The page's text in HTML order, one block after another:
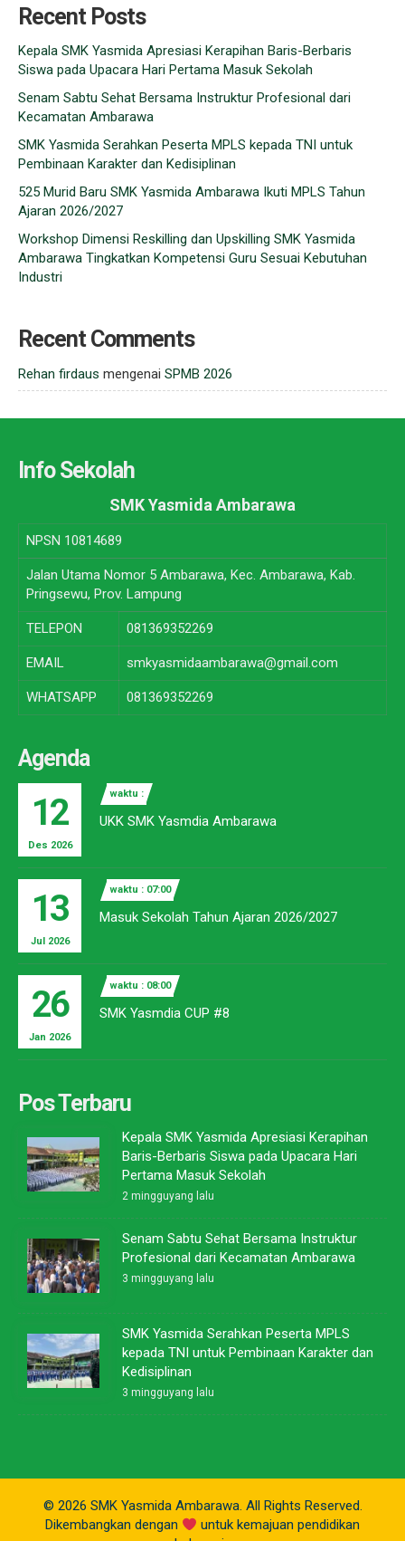
Recent Posts
Kepala SMK Yasmida Apresiasi Kerapihan Baris-Berbaris
Siswa pada Upacara Hari Pertama Masuk Sekolah
Senam Sabtu Sehat Bersama Instruktur Profesional dari
Kecamatan Ambarawa
SMK Yasmida Serahkan Peserta MPLS kepada TNI untuk
Pembinaan Karakter dan Kedisiplinan
525 Murid Baru SMK Yasmida Ambarawa Ikuti MPLS Tahun
Ajaran 2026/2027
Workshop Dimensi Reskilling dan Upskilling SMK Yasmida
Ambarawa Tingkatkan Kompetensi Guru Sesuai Kebutuhan
Industri
Recent Comments
Rehan firdaus mengenai SPMB 2026
Info Sekolah
SMK Yasmida Ambarawa
NPSN 10814689
Jalan Utama Nomor 5 Ambarawa, Kec. Ambarawa, Kab.
Pringsewu, Prov. Lampung
TELEPON 081369352269
EMAIL smkyasmidaambarawa@gmail.com
WHATSAPP 081369352269
Agenda
12
Des 2026
waktu :
UKK SMK Yasmdia Ambarawa
13
Jul 2026
waktu : 07:00
Masuk Sekolah Tahun Ajaran 2026/2027
26
Jan 2026
waktu : 08:00
SMK Yasmdia CUP #8
Pos Terbaru
Kepala SMK Yasmida Apresiasi Kerapihan
Baris-Berbaris Siswa pada Upacara Hari
Pertama Masuk Sekolah
2 mingguyang lalu
Senam Sabtu Sehat Bersama Instruktur
Profesional dari Kecamatan Ambarawa
3 mingguyang lalu
SMK Yasmida Serahkan Peserta MPLS
kepada TNI untuk Pembinaan Karakter dan
Kedisiplinan
3 mingguyang lalu
© 2026 SMK Yasmida Ambarawa. All Rights Reserved.
Dikembangkan dengan
untuk kemajuan pendidikan